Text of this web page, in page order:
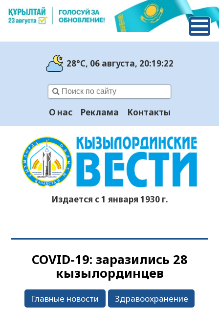
28°C, 06 августа, 20:19:23
О нас Реклама Контакты
Издается с 1 января 1930 г.
COVID-19: заразились 28
кызылординцев
Главные новости
Здравоохранение